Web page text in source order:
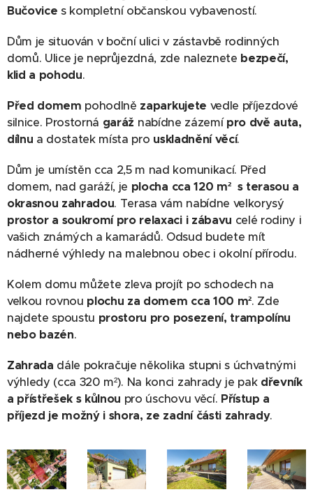
Bučovice s kompletní občanskou vybaveností.
Dům je situován v boční ulici v zástavbě rodinných
domů. Ulice je neprůjezdná, zde naleznete bezpečí,
klid a pohodu.
Před domem pohodlně zaparkujete vedle příjezdové
silnice. Prostorná garáž nabídne zázemípro dvě auta,
dílnu a dostatek místa pro uskladnění věcí.
Dům je umístěn cca 2,5 m nad komunikací. Před
domem, nad garáží, je plocha cca 120 m² s terasou a
okrasnou zahradou. Terasa vám nabídne velkorysý
prostor a soukromí pro relaxaci i zábavu celé rodiny i
vašich známých a kamarádů. Odsud budete mít
nádherné výhledy na malebnou obec i okolní přírodu.
Kolem domu můžete zleva projít po schodech na
velkou rovnou plochu za domem cca 100 m². Zde
najdete spoustu prostoru pro posezení, trampolínu
nebo bazén.
Zahrada dále pokračuje několika stupni s úchvatnými
výhledy (cca 320 m²). Na konci zahrady je pak dřevník
a přístřešek s kůlnou pro úschovu věcí. Přístup a
příjezd je možný i shora, ze zadní části zahrady.